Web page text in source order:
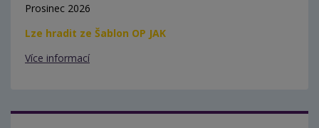
Prosinec 2026
Lze hradit ze Šablon OP JAK
Více informací